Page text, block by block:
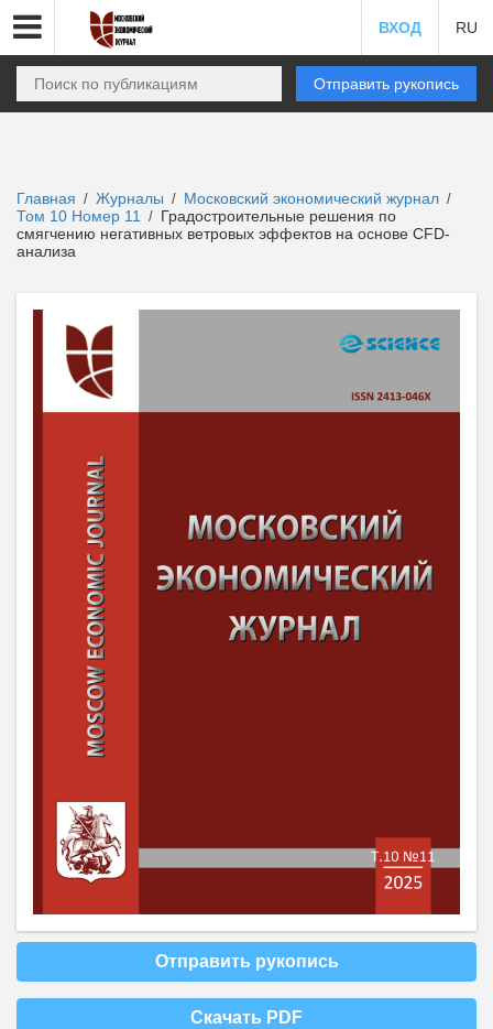
ВХОД RU
Отправить рукопись
Главная / Журналы / Московский экономический журнал /
Том 10 Номер 11 / Градостроительные решения по
смягчению негативных ветровых эффектов на основе CFD-
анализа
Отправить рукопись
Скачать PDF